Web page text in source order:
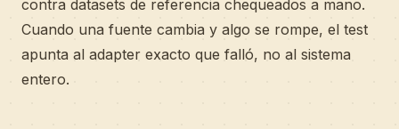
contra datasets de referencia chequeados a mano.
Cuando una fuente cambia y algo se rompe, el test
apunta al adapter exacto que falló, no al sistema
entero.